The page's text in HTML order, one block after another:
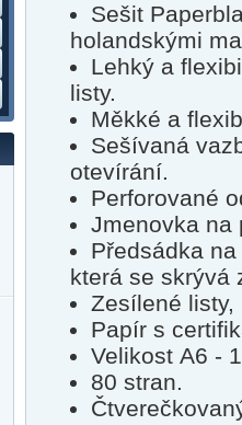
Sešit
holandskými
Lehký a
listy.
Měkké a
Sešívaná
otevírání.
Perforované
Jmenovka na
Předsádka
která se skrývá
Zesílené
Papír s
Velikost A6 -
80 stran.